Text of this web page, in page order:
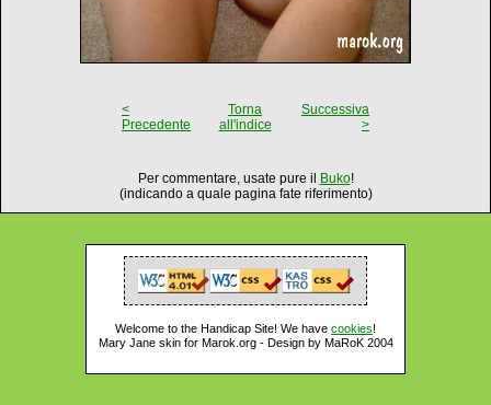
<
Precedente
Torna
all'indice
Successiva
>
Per commentare, usate pure il Buko!
(indicando a quale pagina fate riferimento)
Welcome to the Handicap Site! We have cookies!
Mary Jane skin for Marok.org - Design by MaRoK 2004